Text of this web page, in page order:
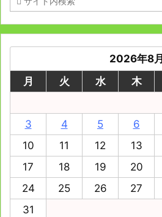
2026年8月
月
火 水 木
3
4 5 6
10
11 12 13
17
18 19 20
24
25 26 27
31